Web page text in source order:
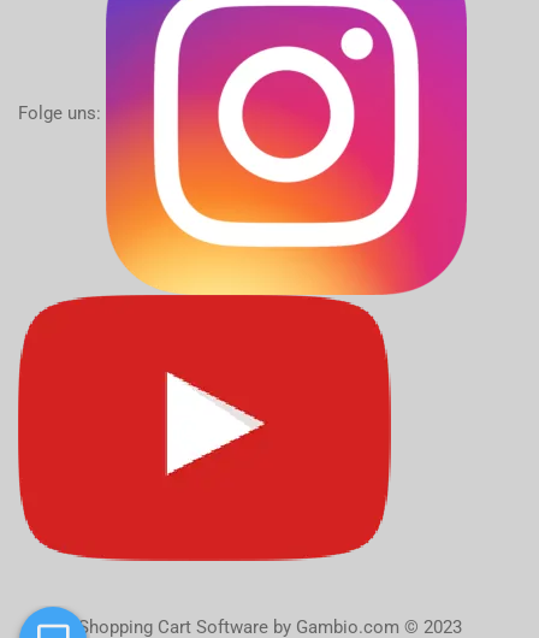
Folge uns:
Shopping Cart Softwareby Gambio.com © 2023